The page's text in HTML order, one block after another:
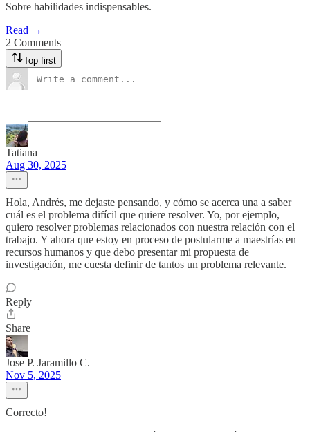
Sobre habilidades indispensables.
Read →
2 Comments
Top first
Tatiana
Aug 30, 2025
Hola, Andrés, me dejaste pensando, y cómo se acerca una a saber
cuál es el problema difícil que quiere resolver. Yo, por ejemplo,
quiero resolver problemas relacionados con nuestra relación con el
trabajo. Y ahora que estoy en proceso de postularme a maestrías en
recursos humanos y que debo presentar mi propuesta de
investigación, me cuesta definir de tantos un problema relevante.
Reply
Share
Jose P. Jaramillo C.
Nov 5, 2025
Correcto!